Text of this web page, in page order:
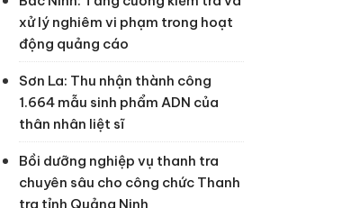
xử lý nghiêm vi phạm trong hoạt
động quảng cáo
Sơn La: Thu nhận thành công
1.664 mẫu sinh phẩm ADN của
thân nhân liệt sĩ
Bồi dưỡng nghiệp vụ thanh tra
chuyên sâu cho công chức Thanh
tra tỉnh Quảng Ninh